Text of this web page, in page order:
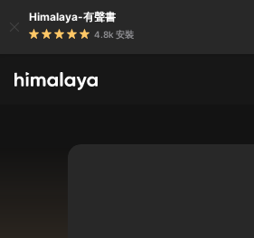
Himalaya-有聲書
4.8k 安裝